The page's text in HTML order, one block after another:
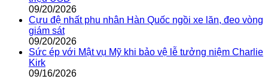
09/20/2026
Cựu đệ nhất phu nhân Hàn Quốc ngồi xe lăn, đeo vòng
giám sát
09/20/2026
Sức ép với Mật vụ Mỹ khi bảo vệ lễ tưởng niệm Charlie
Kirk
09/16/2026